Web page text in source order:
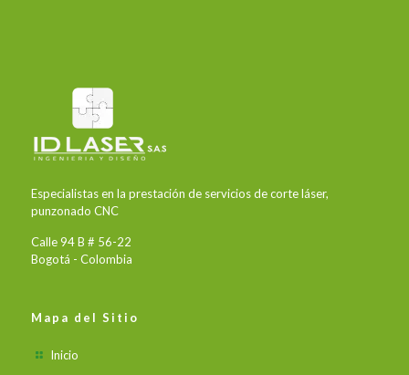
Especialistas en la prestación de servicios de corte láser,
punzonado CNC
Calle 94 B # 56-22
Bogotá - Colombia
Mapa del Sitio
Inicio